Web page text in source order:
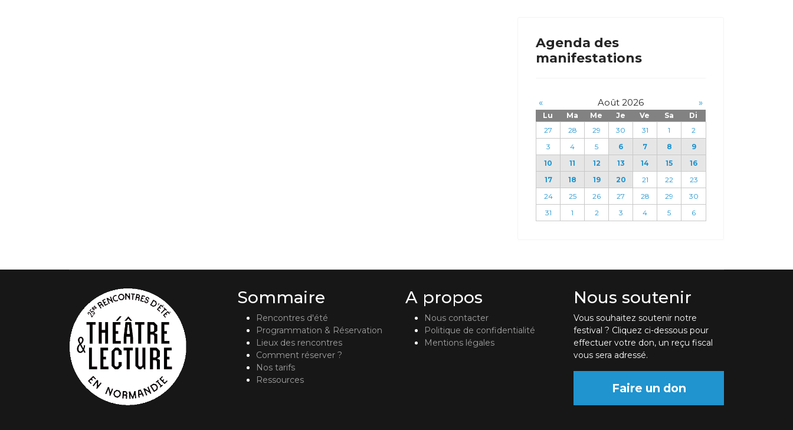
Agenda des
manifestations
« Août 2026 »
Lu Ma Me Je Ve Sa
Di
27
28 29 30 31 1
2
3
4 5 6 7 8
9
10
11 12 13 14 15
16
17
18 19 20 21 22
23
24
25 26 27 28 29
30
31
1 2 3 4 5 6
Sommaire
Rencontres d'été
Programmation & Réservation
Lieux des rencontres
Comment réserver ?
Nos tarifs
Ressources
A propos
Nous contacter
Politique de confidentialité
Mentions légales
Nous soutenir
Vous souhaitez soutenir notre
festival ? Cliquez ci-dessous pour
effectuer votre don, un reçu fiscal
vous sera adressé.
Faire un don